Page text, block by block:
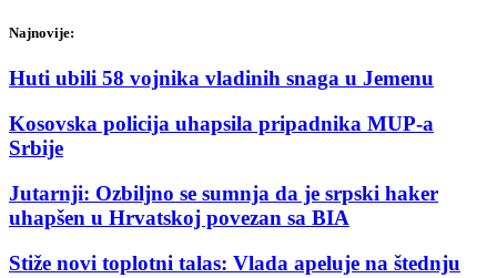
Najnovije:
Huti ubili 58 vojnika vladinih snaga u Jemenu
Kosovska policija uhapsila pripadnika MUP-a
Srbije
Jutarnji: Ozbiljno se sumnja da je srpski haker
uhapšen u Hrvatskoj povezan sa BIA
Stiže novi toplotni talas: Vlada apeluje na štednju